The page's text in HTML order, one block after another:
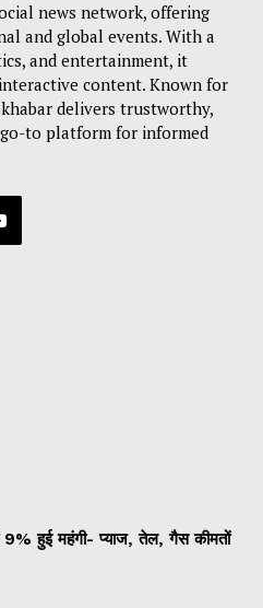
news network, offering
and global events. With a
and entertainment, it
content. Known for
delivers trustworthy,
to platform for informed
हुई महंगी- प्याज, तेल, गैस कीमतों